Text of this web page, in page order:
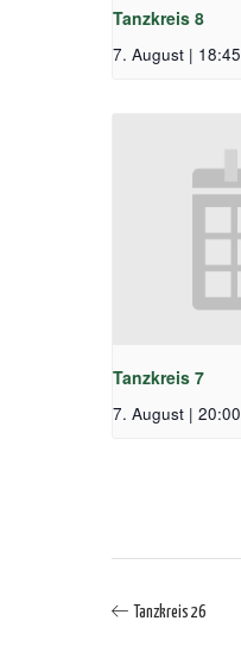
Tanzkreis 8
7. August | 18:45
Tanzkreis 7
7. August | 20:00
Tanzkreis 26